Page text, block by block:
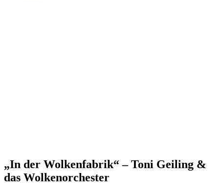
„In der Wolkenfabrik“ – Toni Geiling &
das Wolkenorchester